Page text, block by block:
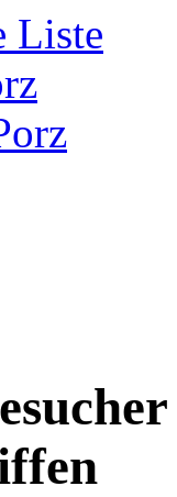
Liste